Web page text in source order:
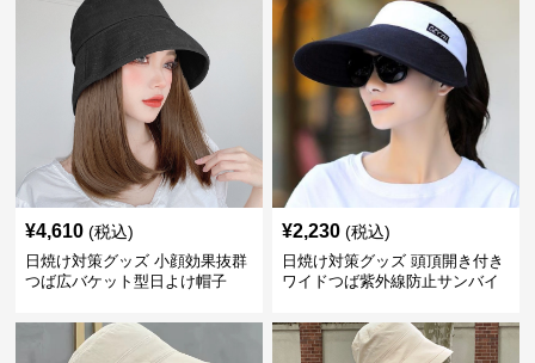
¥4,610 (税込)
日焼け対策グッズ 小顔効果抜群
つば広バケット型日よけ帽子
¥2,230 (税込)
日焼け対策グッズ 頭頂開き付き
ワイドつば紫外線防止サンバイ